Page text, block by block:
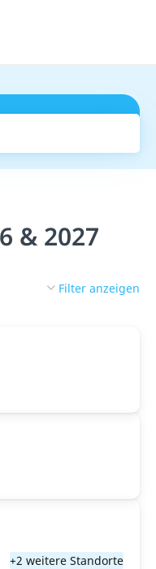
& 2027
Filter anzeigen
+2 weitere Standorte